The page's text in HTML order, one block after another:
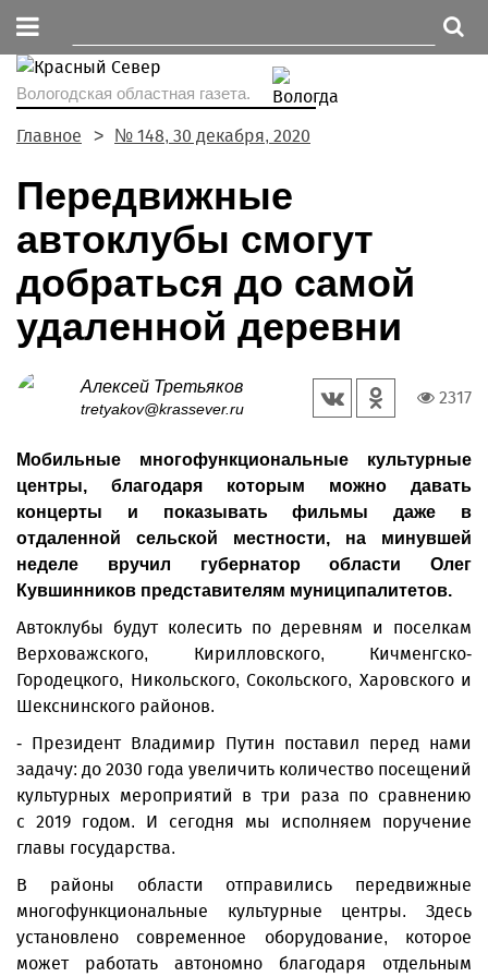
Вологодская областная газета.
Главное № 148, 30 декабря, 2020
Передвижные
автоклубы смогут
добраться до самой
удаленной деревни
Алексей Третьяков
tretyakov@krassever.ru
2317
Мобильные многофункциональные культурные
центры, благодаря которым можно давать
концерты и показывать фильмы даже в
отдаленной сельской местности, на минувшей
неделе вручил губернатор области Олег
Кувшинников представителям муниципалитетов.
Автоклубы будут колесить по деревням и поселкам
Верховажского, Кирилловского, Кичменгско-
Городецкого, Никольского, Сокольского, Харовского и
Шекснинского районов.
- Президент Владимир Путин поставил перед нами
задачу: до 2030 года увеличить количество посещений
культурных мероприятий в три раза по сравнению
с 2019 годом. И сегодня мы исполняем поручение
главы государства.
В районы области отправились передвижные
многофункциональные культурные центры. Здесь
установлено современное оборудование, которое
может работать автономно благодаря отдельным